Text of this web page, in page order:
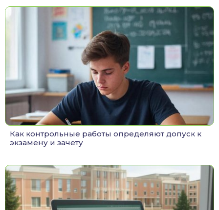
Как контрольные работы определяют допуск к
экзамену и зачету